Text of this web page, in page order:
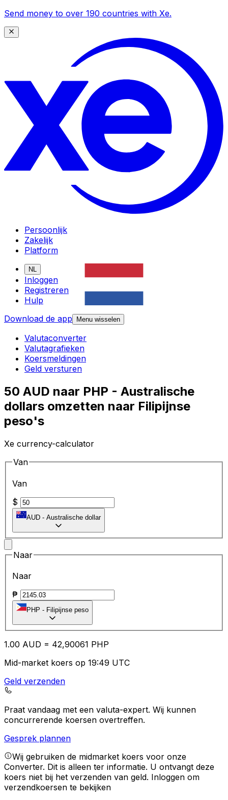
Send money to over 190 countries with Xe.
Persoonlijk
Zakelijk
Platform
NL
Inloggen
Registreren
Hulp
Download de app
Menu wisselen
Valutaconverter
Valutagrafieken
Koersmeldingen
Geld versturen
50 AUD naar PHP - Australische
dollars omzetten naar Filipijnse
peso's
Xe currency-calculator
Van
Van
$
AUD - Australische dollar
Naar
Naar
₱
PHP - Filipijnse peso
1.00 AUD = 42,90061 PHP
Mid-market koers op 19:49 UTC
Geld verzenden
Praat vandaag met een valuta-expert. Wij kunnen
concurrerende koersen overtreffen.
Gesprek plannen
Wij gebruiken de midmarket koers voor onze
Converter. Dit is alleen ter informatie. U ontvangt deze
koers niet bij het verzenden van geld. Inloggen om
verzendkoersen te bekijken